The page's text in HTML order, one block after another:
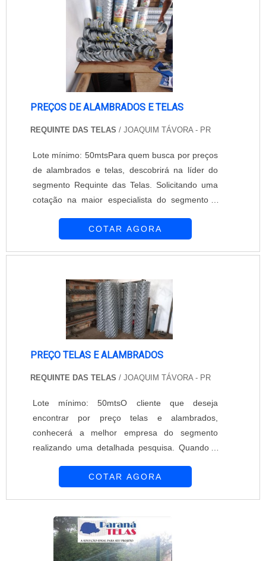
PREÇOS DE ALAMBRADOS E TELAS
REQUINTE DAS TELAS / JOAQUIM TÁVORA - PR
Lote mínimo: 50mtsPara quem busca por preços
de alambrados e telas, descobrirá na líder do
segmento Requinte das Telas. Solicitando uma
cotação na maior especialista do segmento e
área de atuação.É importante lembrar que o
materiais, além de evitar prejuízos com subst...
COTAR AGORA
PREÇO TELAS E ALAMBRADOS
REQUINTE DAS TELAS / JOAQUIM TÁVORA - PR
Lote mínimo: 50mtsO cliente que deseja
encontrar por preço telas e alambrados,
conhecerá a melhor empresa do segmento
realizando uma detalhada pesquisa. Quando o
melhor mão de obra da Requinte das Telas
de cada cliente.MAIS SOBRE PREÇO TELAS E
ALAMBRADOSHá muitas maneiras eficientes de
demonstrar competência e ex...
COTAR AGORA